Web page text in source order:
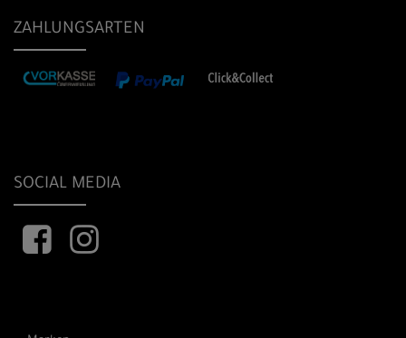
ZAHLUNGSARTEN
SOCIAL MEDIA